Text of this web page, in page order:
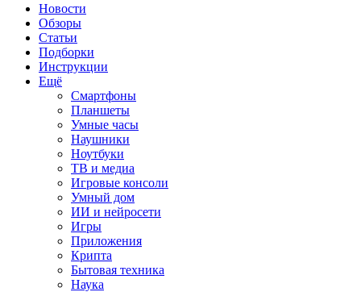
Новости
Обзоры
Статьи
Подборки
Инструкции
Ещё
Смартфоны
Планшеты
Умные часы
Наушники
Ноутбуки
ТВ и медиа
Игровые консоли
Умный дом
ИИ и нейросети
Игры
Приложения
Крипта
Бытовая техника
Наука